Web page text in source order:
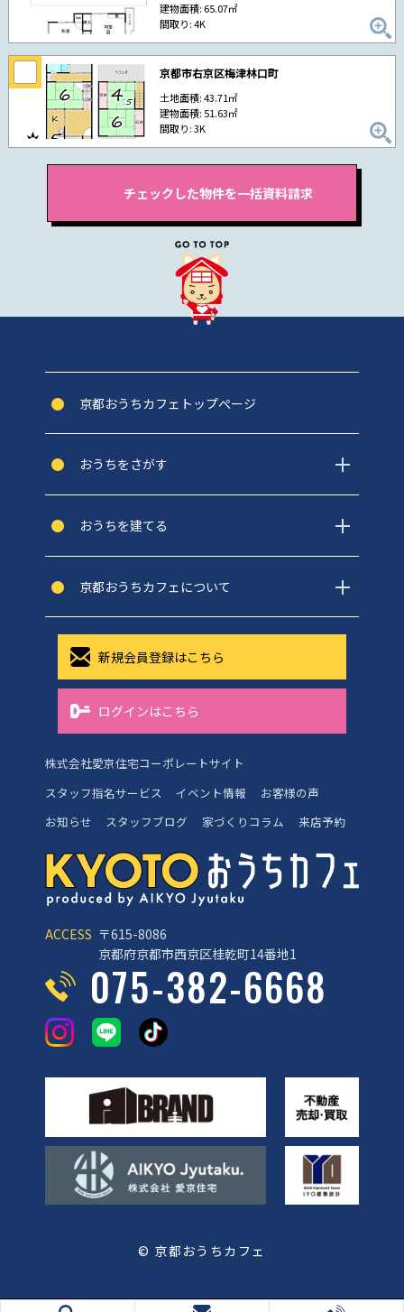
建物面積: 65.07㎡
間取り: 4K
京都市右京区梅津林口町
土地面積: 43.71㎡
建物面積: 51.63㎡
間取り: 3K
ACCESS 〒615-8086
京都府京都市西京区桂乾町14番地1
075-382-6668
© 京都おうちカフェ
京都おうちカフェトップぺージ
おうちをさがす
おうちを建てる
京都おうちカフェについて
新規会員登録はこちら
ログインはこちら
株式会社愛京住宅コーポレートサイト
スタッフ指名サービス
イベント情報
お客様の声
お知らせ
スタッフブログ 家づくりコラム 来店予約